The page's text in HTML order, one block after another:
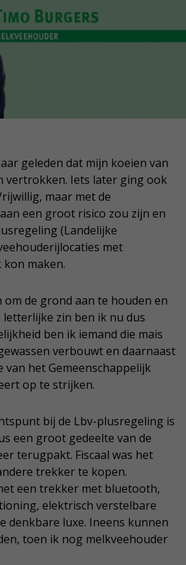
geleden dat mijn koeien van
vertrokken. Iets later ging ook
maar met de
een groot risico zou zijn en
(Landelijke
met
maken.
de grond aan te houden en
zin ben ik nu dus
ben ik iemand die mais
verbouwt en daarnaast
van het Gemeenschappelijk
op te strijken.
bij de Lbv-plusregeling is
een groot gedeelte van de
terugpakt. Fiscaal was het
trekker te kopen.
een trekker met bluetooth,
elektrisch verstelbare
denkbare luxe. Ineens kunnen
toen ik nog melkveehouder